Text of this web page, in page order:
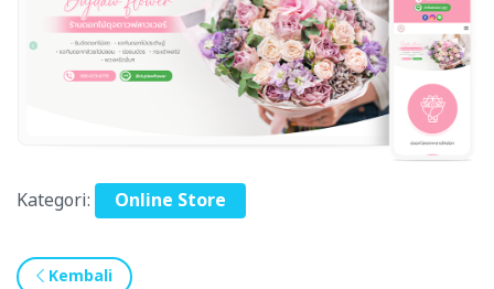
Kategori: Online Store
Kembali